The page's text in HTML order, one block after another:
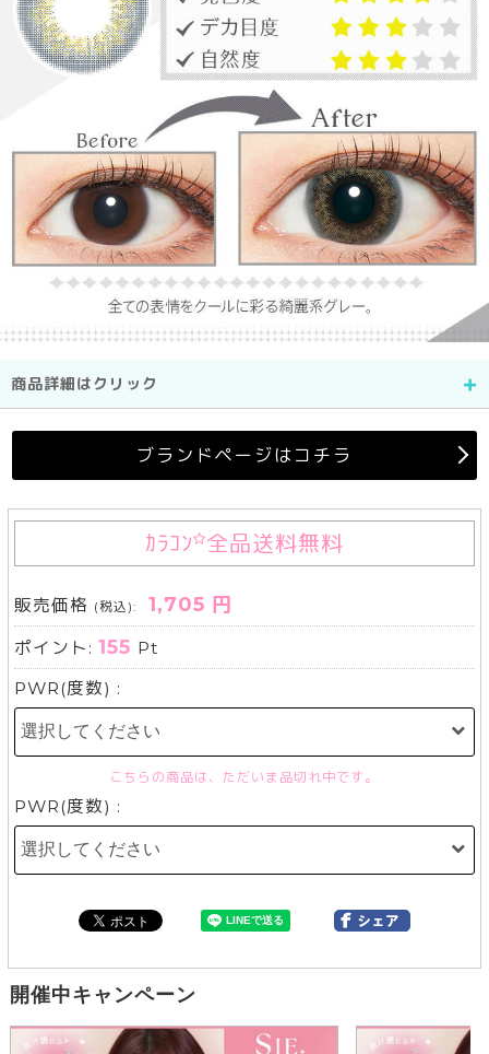
商品詳細はクリック
ブランドページはコチラ
ｶﾗｺﾝ 全品送料無料
販売価格 (税込): 1,705 円
ポイント:155 Pt
PWR(度数) :
こちらの商品は、ただいま品切れ中です。
PWR(度数) :
開催中キャンペーン